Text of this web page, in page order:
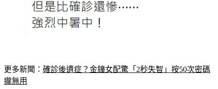
更多新聞： 確診後遺症？金鐘女配驚「2秒失智」按50次密碼
攏無用